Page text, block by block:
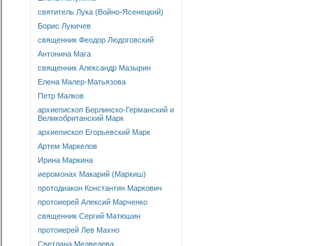
святитель Лука (Войно-Ясенецкий)
Борис Лукичев
священник Феодор Людоговский
Антонина Мага
священник Александр Мазырин
Елена Малер-Матьязова
Петр Малков
архиепископ Берлинско-Германский и
Великобританский Марк
архиепископ Егорьевский Марк
Артем Маркелов
Ирина Маркина
иеромонах Макарий (Маркиш)
протодиакон Константин Маркович
протоиерей Алексий Марченко
священник Сергий Матюшин
протоиерей Лев Махно
Светлана Медведева